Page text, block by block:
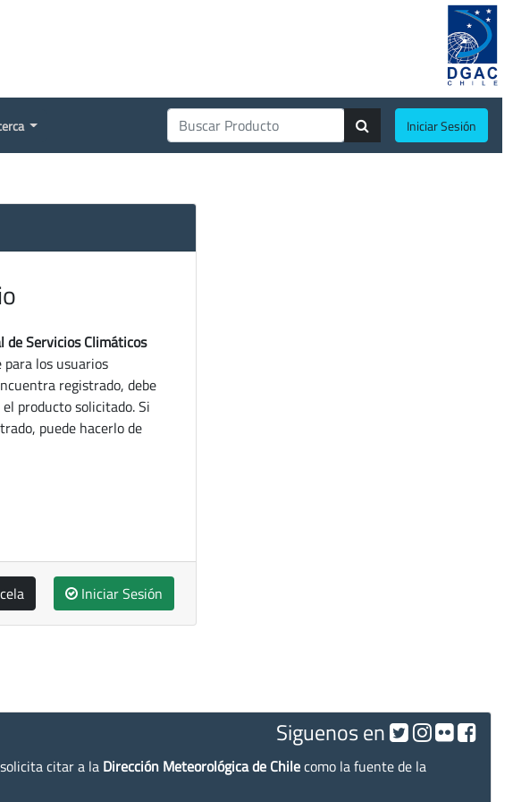
Iniciar Sesión
de Servicios Climáticos
los usuarios
registrado, debe
producto solicitado. Si
puede hacerlo de
Iniciar Sesión
Siguenos en
citar a la Dirección Meteorológica de Chilecomo la fuente de la